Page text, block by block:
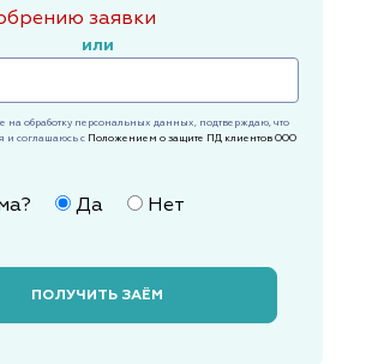
заявки
или
на обработку персональных данных, подтверждаю, что
и соглашаюсь с Положением о защите ПД клиентов ООО
Да Нет
ПОЛУЧИТЬ ЗАЁМ